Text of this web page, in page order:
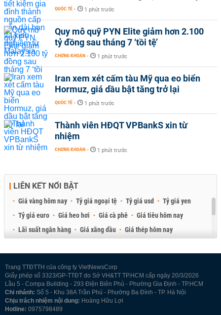
QUỐC TẾ - 1 phút trước
Quy mô quỹ PYN Elite giảm hơn 2.100
tỷ đồng sau tháng 7 ‘tồi tệ’
CHỨNG KHOÁN - 1 phút trước
Iran xem xét cấm tàu Mỹ qua eo biển
Hormuz, giá dầu bật tăng trở lại
QUỐC TẾ - 1 phút trước
Thành viên HĐQT VPBankS xin từ
nhiệm
CHỨNG KHOÁN - 1 phút trước
LIÊN KẾT NỔI BẬT
Giá vàng hôm nay Tỷ giá ngoại tệ Tỷ giá usd
Tỷ giá yen
Tỷ giá euro
Giá heo hơi Giá cà phê
Giá tiêu hôm nay
Lãi suất ngân hàng
Giá xăng dầu
Giá thép hôm nay
Trang TTĐTTH của công ty VietNewsCorp
Giấy phép số 3323/GP-TTĐT do Sở VH&TT TP.HCM cấp ngày 20/3/2026
Lầu 5 - Compa Building - 293 Điện Biên Phủ - Phường Gia Định - TP.HCM
Chi nhánh: Số 5 - Khu 38A Trần Phú - Phường Ba Đình - TP. Hà Nội
Chịu trách nhiệm nội dung: Hoàng Hữu Lợi
Hotline: 0975798489